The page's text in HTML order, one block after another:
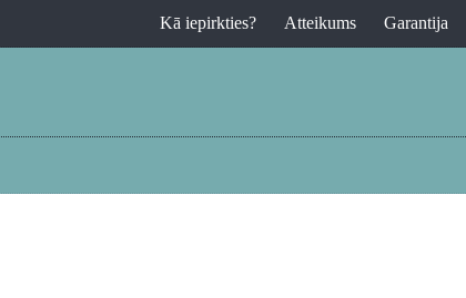
Kā iepirkties? Atteikums Garantija